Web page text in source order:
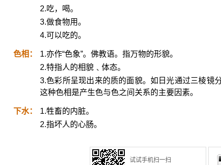
2.吃，喝。
3.做食物用。
4.可以吃的。
色相：
1.亦作“色象”。佛教语。指万物的形貌。
2.特指人的相貌﹑体态。
3.色彩所呈现出来的质的面貌。如日光通过三棱镜
这种色相是产生色与色之间关系的主要因素。
下水：
1.牲畜的内脏。
2.指坏人的心肠。
试试手机扫一扫